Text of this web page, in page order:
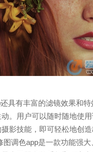
具有丰富的滤镜效果和
。用户可以随时随地使
影技能，即可轻松地创造
图调色app是一款功能强